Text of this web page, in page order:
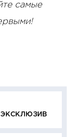
самые
ЭКСКЛЮЗИВ